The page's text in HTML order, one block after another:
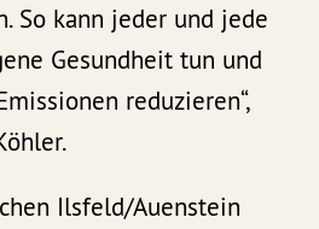
So kann jeder und jede
Gesundheit tun und
reduzieren“,
Ilsfeld/Auenstein